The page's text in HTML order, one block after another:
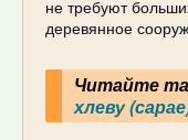
не требуют
деревянное
Читайте
хлеву